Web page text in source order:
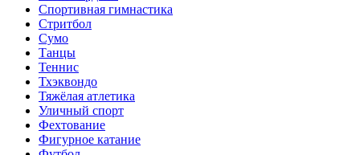
Спортивная гимнастика
Стритбол
Сумо
Танцы
Теннис
Тхэквондо
Тяжёлая атлетика
Уличный спорт
Фехтование
Фигурное катание